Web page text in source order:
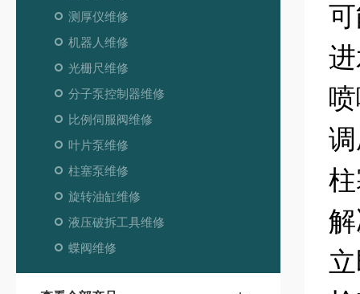
测厚仪维修
机器人维修
光栅尺维修
分子泵控制器维修
比例伺服阀维修
叶片泵维修
柱塞泵维修
旋转油缸维修
液压破拆工具维修
蝶阀维修